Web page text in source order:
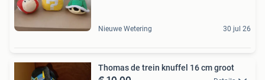
Nieuwe Wetering 30 jul 26
Thomas de trein knuffel 16 cm groot